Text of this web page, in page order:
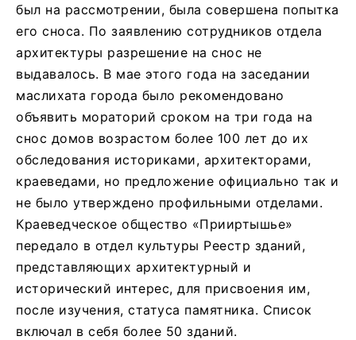
был на рассмотрении, была совершена попытка
его сноса. По заявлению сотрудников отдела
архитектуры разрешение на снос не
выдавалось. В мае этого года на заседании
маслихата города было рекомендовано
объявить мораторий сроком на три года на
снос домов возрастом более 100 лет до их
обследования историками, архитекторами,
краеведами, но предложение официально так и
не было утверждено профильными отделами.
Краеведческое общество «Прииртышье»
передало в отдел культуры Реестр зданий,
представляющих архитектурный и
исторический интерес, для присвоения им,
после изучения, статуса памятника. Список
включал в себя более 50 зданий.